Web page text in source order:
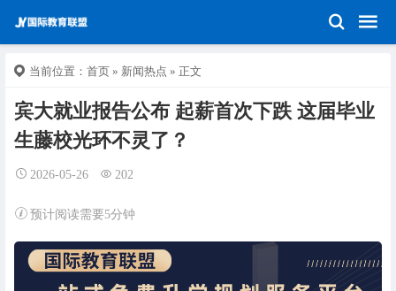
当前位置： 首页 » 新闻热点 » 正文
宾大就业报告公布 起薪首次下跌 这届毕业
生藤校光环不灵了？
2026-05-26 202
预计阅读需要5分钟